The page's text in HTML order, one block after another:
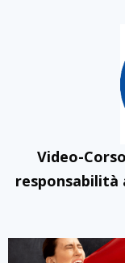
Video-
responsabilità